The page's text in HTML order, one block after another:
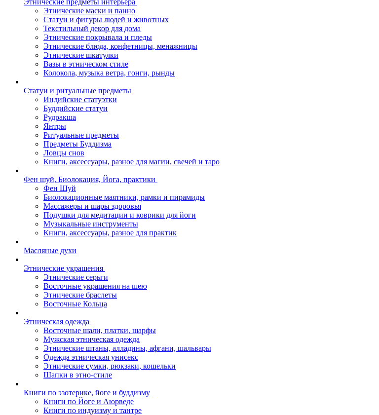
Этнические предметы интерьера
Этнические маски и панно
Статуи и фигуры людей и животных
Текстильный декор для дома
Этнические покрывала и пледы
Этнические блюда, конфетницы, менажницы
Этнические шкатулки
Вазы в этническом стиле
Колокола, музыка ветра, гонги, рынды
Статуи и ритуальные предметы
Индийские статуэтки
Буддийские статуи
Рудракша
Янтры
Ритуальные предметы
Предметы Буддизма
Ловцы снов
Книги, аксессуары, разное для магии, свечей и таро
Фен шуй, Биолокация, Йога, практики
Фен Шуй
Биолокационные маятники, рамки и пирамиды
Массажеры и шары здоровья
Подушки для медитации и коврики для йоги
Музыкальные инструменты
Книги, аксессуары, разное для практик
Масляные духи
Этнические украшения
Этнические серьги
Восточные украшения на шею
Этнические браслеты
Восточные Кольца
Этническая одежда
Восточные шали, платки, шарфы
Мужская этническая одежда
Этнические штаны, алладины, афгани, шальвары
Одежда этническая унисекс
Этнические сумки, рюкзаки, кошельки
Шапки в этно-стиле
Книги по эзотерике, йоге и буддизму
Книги по Йоге и Аюрведе
Книги по индуизму и тантре